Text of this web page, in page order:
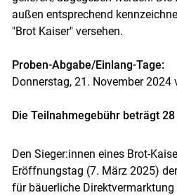
außen entsprechend
"Brot Kaiser" versehen.
Proben-Abgabe/Einlang-Tage:
Donnerstag, 21. November 2024
Die Teilnahmegebühr beträgt
Den Sieger:innen eines Brot-
Eröffnungstag (7. März 2025)
für bäuerliche Direktvermarktung